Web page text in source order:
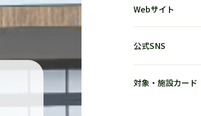
Webサイト
公式SNS
対象・施設カード